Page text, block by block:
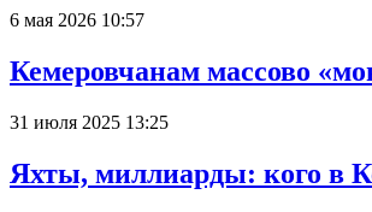
6 мая 2026 10:57
Кемеровчанам массово
31 июля 2025 13:25
Яхты, миллиарды: кого в